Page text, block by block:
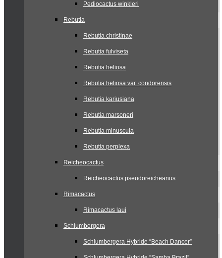
Pediocactus winkleri
Rebutia
Rebutia christinae
Rebutia fulviseta
Rebutia heliosa
Rebutia heliosa var. condorensis
Rebutia kariusiana
Rebutia marsoneri
Rebutia minuscula
Rebutia perplexa
Reicheocactus
Reicheocactus pseudoreicheanus
Rimacactus
Rimacactus laui
Schlumbergera
Schlumbergera Hybride “Beach Dancer”